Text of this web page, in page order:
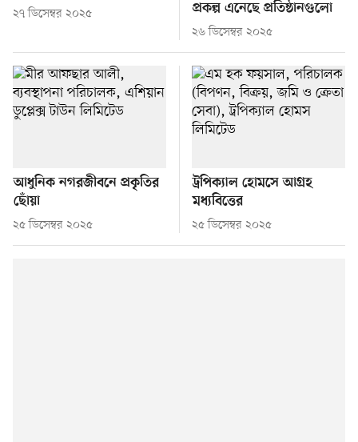
২৭ ডিসেম্বর ২০২৫
প্রকল্প এনেছে প্রতিষ্ঠানগুলো
২৬ ডিসেম্বর ২০২৫
আধুনিক নগরজীবনে প্রকৃতির
ছোঁয়া
২৫ ডিসেম্বর ২০২৫
ট্রপিক্যাল হোমসে আগ্রহ
মধ্যবিত্তের
২৫ ডিসেম্বর ২০২৫